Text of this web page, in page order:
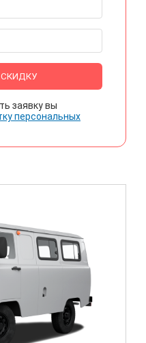
заявку вы
персональных